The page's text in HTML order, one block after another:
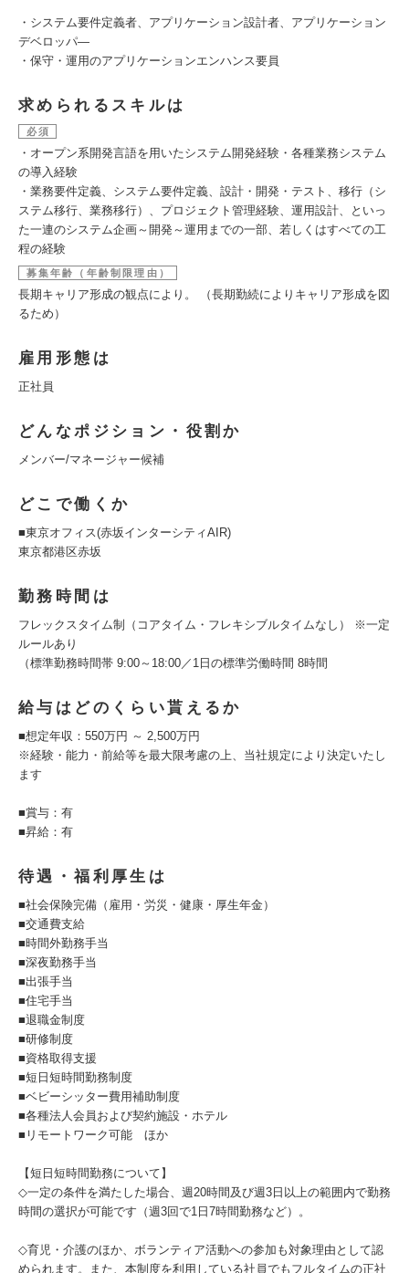
・システム要件定義者、アプリケーション設計者、アプリケーション
デベロッパ―
・保守・運用のアプリケーションエンハンス要員
求められるスキルは
必須
・オープン系開発言語を用いたシステム開発経験・各種業務システム
の導入経験
・業務要件定義、システム要件定義、設計・開発・テスト、移行（シ
ステム移行、業務移行）、プロジェクト管理経験、運用設計、といっ
た一連のシステム企画～開発～運用までの一部、若しくはすべての工
程の経験
募集年齢（年齢制限理由）
長期キャリア形成の観点により。 （長期勤続によりキャリア形成を図
るため）
雇用形態は
正社員
どんなポジション・役割か
メンバー/マネージャー候補
どこで働くか
■東京オフィス(赤坂インターシティAIR)
東京都港区赤坂
勤務時間は
フレックスタイム制（コアタイム・フレキシブルタイムなし） ※一定
ルールあり
（標準勤務時間帯 9:00～18:00／1日の標準労働時間 8時間
給与はどのくらい貰えるか
■想定年収：550万円 ～ 2,500万円
※経験・能力・前給等を最大限考慮の上、当社規定により決定いたし
ます
■賞与：有
■昇給：有
待遇・福利厚生は
■社会保険完備（雇用・労災・健康・厚生年金）
■交通費支給
■時間外勤務手当
■深夜勤務手当
■出張手当
■住宅手当
■退職金制度
■研修制度
■資格取得支援
■短日短時間勤務制度
■ベビーシッター費用補助制度
■各種法人会員および契約施設・ホテル
■リモートワーク可能 ほか
【短日短時間勤務について】
◇一定の条件を満たした場合、週20時間及び週3日以上の範囲内で勤務
時間の選択が可能です（週3回で1日7時間勤務など）。
◇育児・介護のほか、ボランティア活動への参加も対象理由として認
められます。また、本制度を利用している社員でもフルタイムの正社